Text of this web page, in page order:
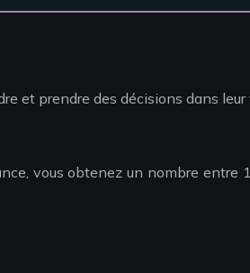
et prendre des décisions dans
vous obtenez un nombre